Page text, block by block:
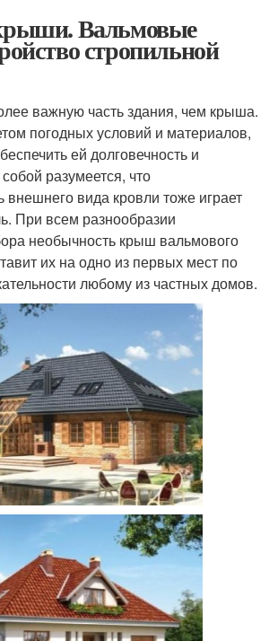
Вальмовые
стропильной
важную часть здания, чем крыша.
погодных условий и материалов,
ей долговечность и
разумеется, что
внешнего вида кровли тоже играет
При всем разнообразии
необычность крыш вальмового
их на одно из первых мест по
любому из частных домов.